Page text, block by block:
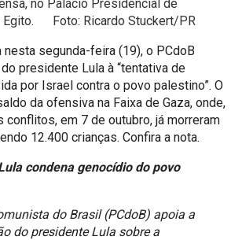
no Palácio Presidencial de
Egito. Foto: Ricardo Stuckert/PR
nesta segunda-feira (19), o PCdoB
presidente Lula à “tentativa de
por Israel contra o povo palestino”. O
da ofensiva na Faixa de Gaza, onde,
em 7 de outubro, já morreram
12.400 crianças. Confira a nota.
condena genocídio do povo
do Brasil (PCdoB) apoia a
do presidente Lula sobre a